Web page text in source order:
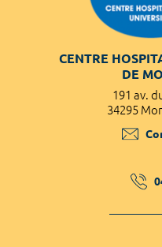
CENTRE
DE
191 av.
34295